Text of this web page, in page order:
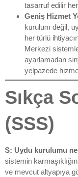
tasarruf edilir
Geniş Hizmet
kurulum değil,
her türlü
Merkezi
ayarlamadan
yelpazede
Sıkça
(SSS)
S: Uydu kurulumu
sistemin
ve mevcut altyapıya